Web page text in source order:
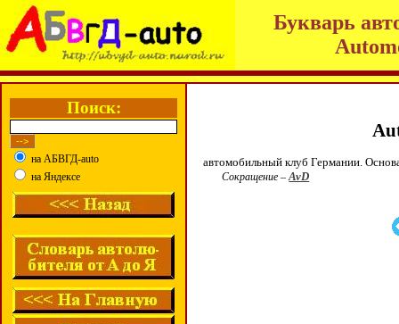
Букварь
Поиск:
на АБВГД-auto
на Яндексе
автомобильный клуб Германии.
Сокращение – AvD